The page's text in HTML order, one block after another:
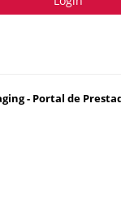
- Portal de